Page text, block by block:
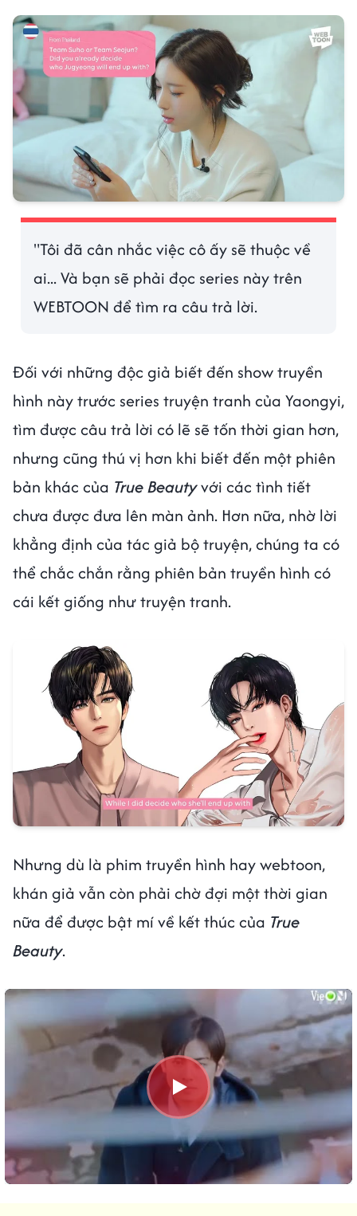
"Tôi đã cân nhắc việc cô ấy sẽ thuộc về
ai... Và bạn sẽ phải đọc series này trên
WEBTOON để tìm ra câu trả lời.
Đối với những độc giả biết đến show truyền
hình này trước series truyện tranh của Yaongyi,
tìm được câu trả lời có lẽ sẽ tốn thời gian hơn,
nhưng cũng thú vị hơn khi biết đến một phiên
bản khác của True Beautyvới các tình tiết
chưa được đưa lên màn ảnh. Hơn nữa, nhờ lời
khẳng định của tác giả bộ truyện, chúng ta có
thể chắc chắn rằng phiên bản truyền hình có
cái kết giống như truyện tranh.
Nhưng dù là phim truyền hình hay webtoon,
khán giả vẫn còn phải chờ đợi một thời gian
nữa để được bật mí về kết thúc của True
Beauty.